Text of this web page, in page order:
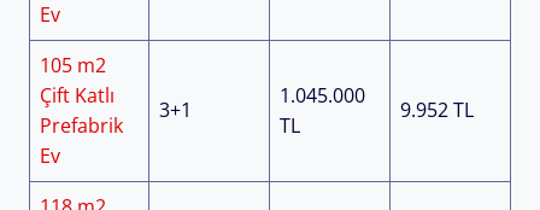
Ev
105 m2
Çift Katlı
Prefabrik
Ev
3+1
1.045.000
TL
9.952 TL